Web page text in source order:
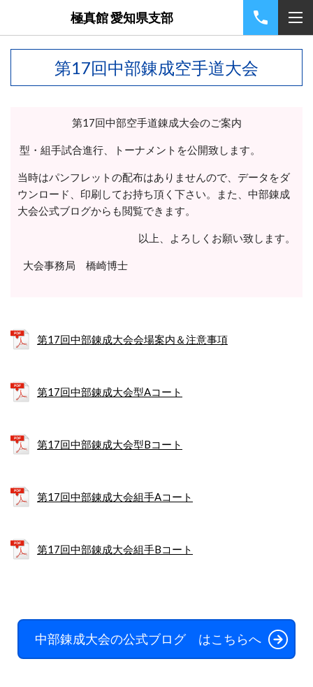
極真館 愛知県支部
第17回中部錬成空手道大会
第17回中部空手道錬成大会のご案内
型・組手試合進行、トーナメントを公開致します。
当時はパンフレットの配布はありませんので、データをダ
ウンロード、印刷してお持ち頂く下さい。また、中部錬成
大会公式ブログからも閲覧できます。
以上、よろしくお願い致します。
大会事務局 橋崎博士
第17回中部錬成大会会場案内＆注意事項
第17回中部錬成大会型Aコート
第17回中部錬成大会型Bコート
第17回中部錬成大会組手Aコート
第17回中部錬成大会組手Bコート
中部錬成大会の公式ブログ はこちらへ